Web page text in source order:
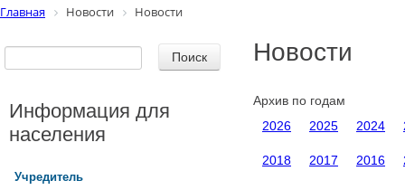
Главная Новости Новости
Новости
Архив по годам
2026
2025 2024
2018 2017 2016
Информация для
населения
Учредитель